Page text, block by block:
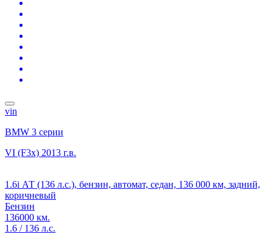
vin
BMW 3 серии
VI (F3x) 2013 г.в.
1.6i АТ (136 л.с.), бензин, автомат, седан, 136 000 км, задний,
коричневый
Бензин
136000 км.
1.6 / 136 л.с.